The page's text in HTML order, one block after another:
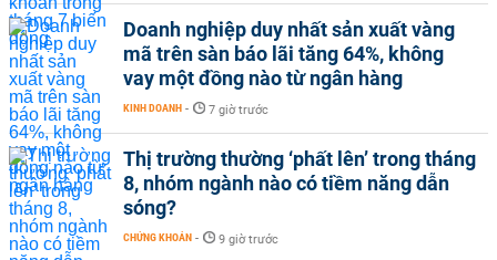
Doanh nghiệp duy nhất sản xuất vàng
mã trên sàn báo lãi tăng 64%, không
vay một đồng nào từ ngân hàng
KINH DOANH - 7 giờ trước
Thị trường thường ‘phất lên’ trong tháng
8, nhóm ngành nào có tiềm năng dẫn
sóng?
CHỨNG KHOÁN - 9 giờ trước